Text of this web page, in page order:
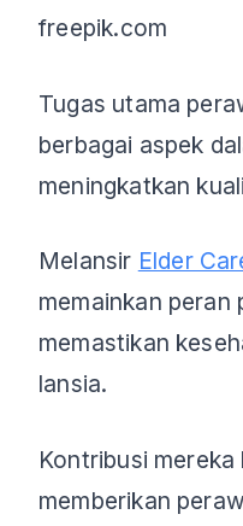
freepik.com
Tugas utama
berbagai aspek
meningkatkan
Melansir Elder
memainkan peran
memastikan
lansia.
Kontribusi
memberikan